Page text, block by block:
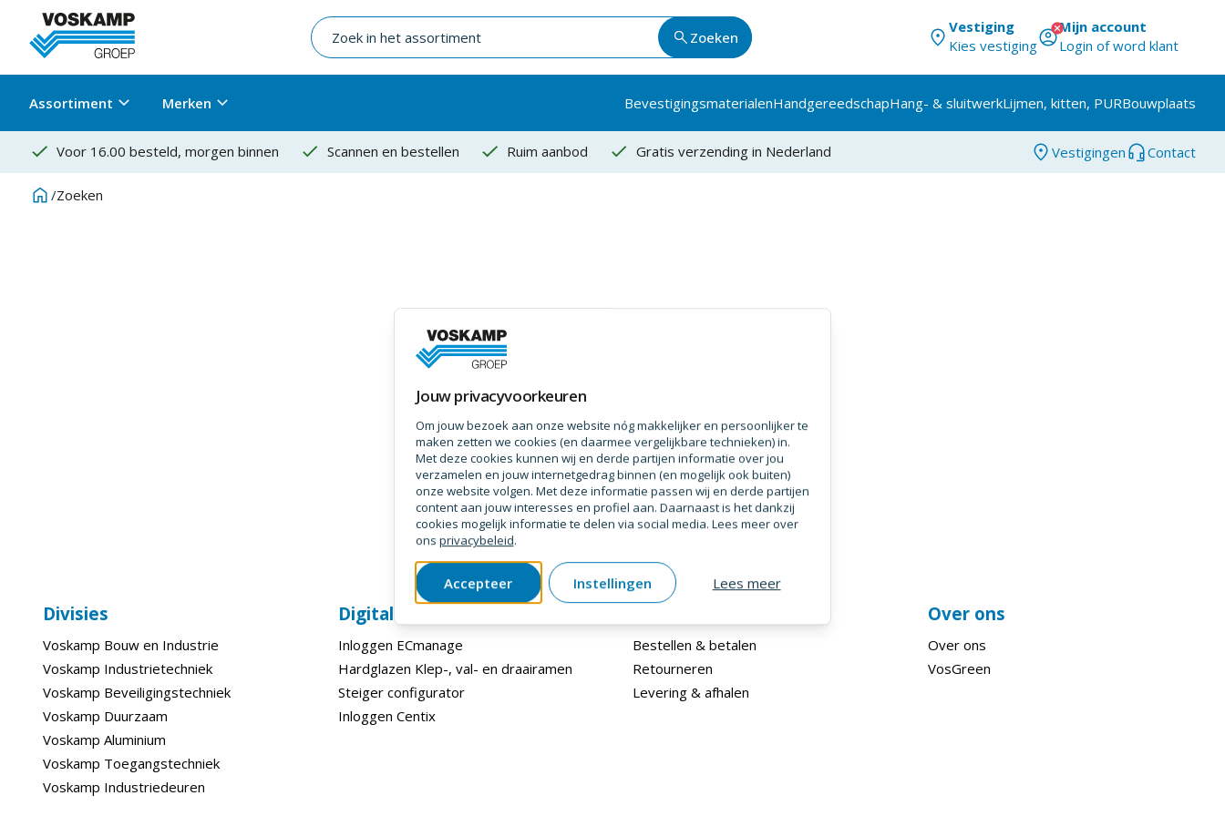
Zoeken
Vestiging
Kies vestiging
Mijn account
Login of word klant
Assortiment Merken BevestigingsmaterialenHandgereedschapHang- & sluitwerkLijmen, kitten, PURBouwplaats
Voor 16.00 besteld, morgen binnen Scannen en bestellen Ruim aanbod Gratis verzending in Nederland Vestigingen Contact
/Zoeken
Divisies
Voskamp Bouw en Industrie
Voskamp Industrietechniek
Voskamp Beveiligingstechniek
Voskamp Duurzaam
Voskamp Aluminium
Voskamp Toegangstechniek
Voskamp Industriedeuren
Digitale Oplossingen
Inloggen ECmanage
Hardglazen Klep-, val- en draairamen
Steiger configurator
Inloggen Centix
Bestellen & betalen
Retourneren
Levering & afhalen
Over ons
Over ons
VosGreen
Jouw privacyvoorkeuren
Om jouw bezoek aan onze website nóg makkelijker en persoonlijker te
maken zetten we cookies (en daarmee vergelijkbare technieken) in.
Met deze cookies kunnen wij en derde partijen informatie over jou
verzamelen en jouw internetgedrag binnen (en mogelijk ook buiten)
onze website volgen. Met deze informatie passen wij en derde partijen
content aan jouw interesses en profiel aan. Daarnaast is het dankzij
cookies mogelijk informatie te delen via social media. Lees meer over
ons privacybeleid.
Accepteer Instellingen Lees meer